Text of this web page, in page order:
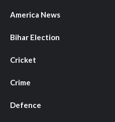
America News
Bihar Election
Cricket
Crime
Defence